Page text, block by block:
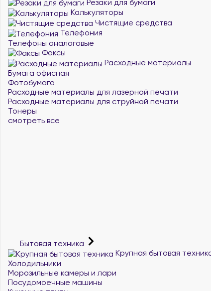
Резаки для бумаги
Калькуляторы
Чистящие средства
Телефония
Телефоны аналоговые
Факсы
Расходные материалы
Бумага офисная
Фотобумага
Расходные материалы для лазерной печати
Расходные материалы для струйной печати
Тонеры
смотреть все
Бытовая техника
Крупная бытовая
Холодильники
Морозильные камеры и лари
Посудомоечные машины